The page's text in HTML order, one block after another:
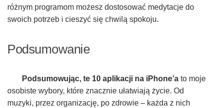
różnym programom możesz dostosować medytacje do
swoich potrzeb i cieszyć się chwilą spokoju.
Podsumowanie
Podsumowując, te 10 aplikacji na iPhone’a to moje
osobiste wybory, które znacznie ułatwiają życie. Od
muzyki, przez organizację, po zdrowie – każda z nich